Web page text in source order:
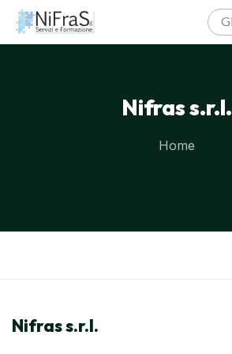
Nifras s.r.l.
Home
Nifras s.r.l.